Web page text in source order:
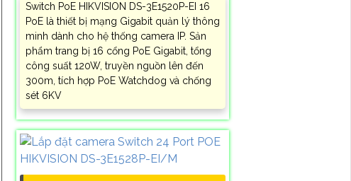
Switch PoE HIKVISION DS-3E1520P-EI 16
PoE là thiết bị mạng Gigabit quản lý thông
minh dành cho hệ thống camera IP. Sản
phẩm trang bị 16 cổng PoE Gigabit, tổng
công suất 120W, truyền nguồn lên đến
300m, tích hợp PoE Watchdog và chống
sét 6KV